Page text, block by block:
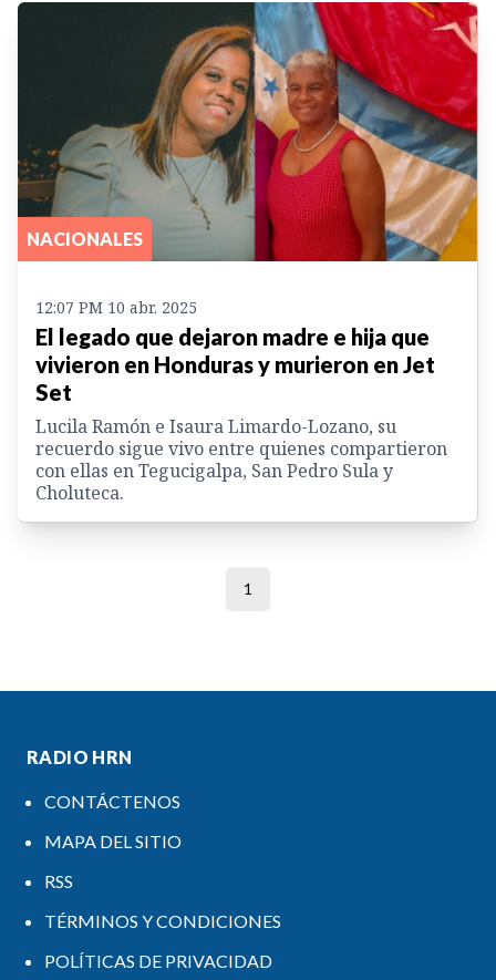
NACIONALES
12:07 PM 10 abr. 2025
El legado que dejaron madre e hija que
vivieron en Honduras y murieron en Jet
Set
Lucila Ramón e Isaura Limardo-Lozano, su
recuerdo sigue vivo entre quienes compartieron
con ellas en Tegucigalpa, San Pedro Sula y
Choluteca.
1
RADIO HRN
CONTÁCTENOS
MAPA DEL SITIO
RSS
TÉRMINOS Y CONDICIONES
POLÍTICAS DE PRIVACIDAD